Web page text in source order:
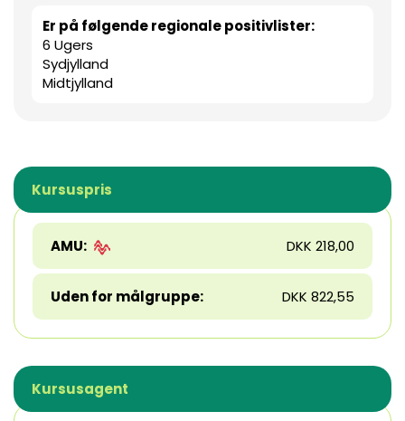
Er på følgende regionale positivlister:
6 Ugers
Sydjylland
Midtjylland
Kursuspris
AMU: DKK 218,00
Uden for målgruppe: DKK 822,55
Kursusagent